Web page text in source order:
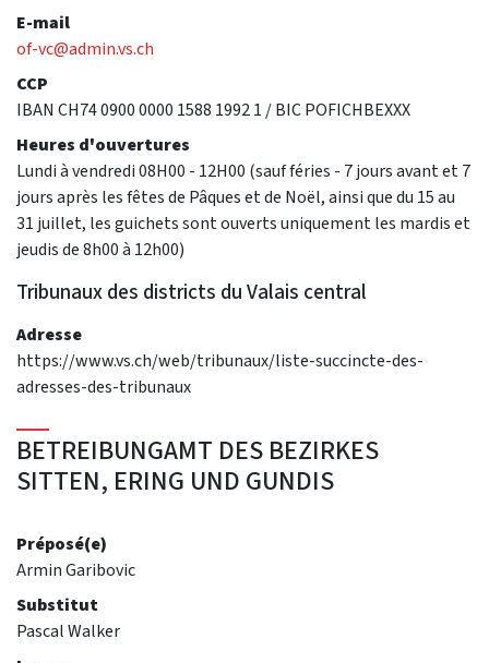
E-mail
of-vc@admin.vs.ch
CCP
IBAN CH74 0900 0000 1588 1992 1 / BIC POFICHBEXXX
Heures d'ouvertures
Lundi à vendredi 08H00 - 12H00 (sauf féries - 7 jours avant et 7
jours après les fêtes de Pâques et de Noël, ainsi que du 15 au
31 juillet, les guichets sont ouverts uniquement les mardis et
jeudis de 8h00 à 12h00)
Tribunaux des districts du Valais central
Adresse
https://www.vs.ch/web/tribunaux/liste-succincte-des-
adresses-des-tribunaux
BETREIBUNGAMT DES BEZIRKES
SITTEN, ERING UND GUNDIS
Préposé(e)
Armin Garibovic
Substitut
Pascal Walker